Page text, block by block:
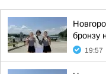
бронзу
19:57